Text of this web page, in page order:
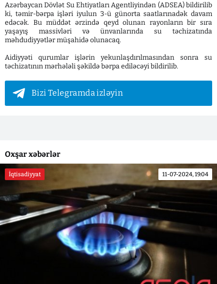
Azərbaycan Dövlət Su Ehtiyatları Agentliyindən (ADSEA) bildirilib
ki, təmir-bərpa işləri iyulun 3-ü günorta saatlarınadək davam
edəcək. Bu müddət ərzində qeyd olunan rayonların bir sıra
yaşayış massivləri və ünvanlarında su təchizatında
məhdudiyyətlər müşahidə olunacaq.
Aidiyyəti qurumlar işlərin yekunlaşdırılmasından sonra su
təchizatının mərhələli şəkildə bərpa ediləcəyi bildirilib.
Bizi Telegramda izləyin
Oxşar xəbərlər
İqtisadiyyat 11-07-2024, 19:04